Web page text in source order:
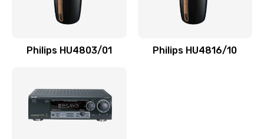
Замена микросхемы NFC
Ремонт или замена флоуметра
Philips HU4803/01 Philips HU4816/10